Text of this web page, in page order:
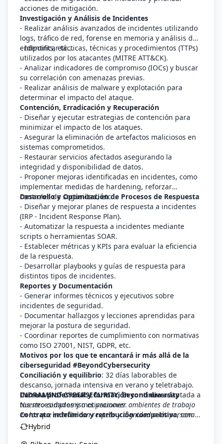
acciones de mitigación.
Investigación y Análisis de Incidentes
- Realizar análisis avanzados de incidentes utilizando
logs, tráfico de red, forense en memoria y análisis de
endpoints, etc...
- Identificar tácticas, técnicas y procedimientos (TTPs)
utilizados por los atacantes (MITRE ATT&CK).
- Analizar indicadores de compromiso (IOCs) y buscar
su correlación con amenazas previas.
- Realizar análisis de malware y explotación para
determinar el impacto del ataque.
Contención, Erradicación y Recuperación
- Diseñar y ejecutar estrategias de contención para
minimizar el impacto de los ataques.
- Asegurar la eliminación de artefactos maliciosos en
sistemas comprometidos.
- Restaurar servicios afectados asegurando la
integridad y disponibilidad de datos.
- Proponer mejoras identificadas en incidentes, como
implementar medidas de hardening, reforzar
controles de seguridad, etc...
Desarrollo y Optimización de Procesos de Respuesta
- Diseñar y mejorar planes de respuesta a incidentes
(IRP - Incident Response Plan).
- Automatizar la respuesta a incidentes mediante
scripts o herramientas SOAR.
- Establecer métricas y KPIs para evaluar la eficiencia
de la respuesta.
- Desarrollar playbooks y guías de respuesta para
distintos tipos de incidentes.
Reportes y Documentación
- Generar informes técnicos y ejecutivos sobre
incidentes de seguridad.
- Documentar hallazgos y lecciones aprendidas para
mejorar la postura de seguridad.
- Coordinar reportes de cumplimiento con normativas
como ISO 27001, NIST, GDPR, etc.
Motivos por los que te encantará ir más allá de la
ciberseguridad #BeyondCybersecurity
Conciliación y equilibrio: 32 días laborables de
descanso, jornada intensiva en verano y teletrabajo.
Carrera profesional y formación continuaadaptada a
tus necesidades y motivaciones.
Contrato indefinido y retribución competitiva, con
acceso a planes de retribución flexible.
Programa de bienestar
INDRAMIND CYBERSECURITY, Beyond diversity
Nuestro compromiso es promover ambientes de trabajo
en los que se trate con respeto y dignidad a las personas,
procurando el desarrollo profesional de la plantilla y
garantizando la igualdad de oportunidades en su
Hybrid